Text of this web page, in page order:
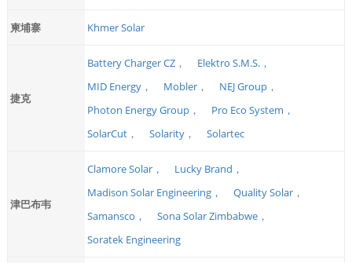
柬埔寨 Khmer Solar
捷克
Battery Charger CZ，
Elektro S.M.S.，
MID Energy，
Mobler，
NEJ Group，
Photon Energy Group，
Pro Eco System，
SolarCut，
Solarity， Solartec
津巴布韦
Clamore Solar，
Lucky Brand，
Madison Solar Engineering，
Quality Solar，
Samansco，
Sona Solar Zimbabwe，
Soratek Engineering